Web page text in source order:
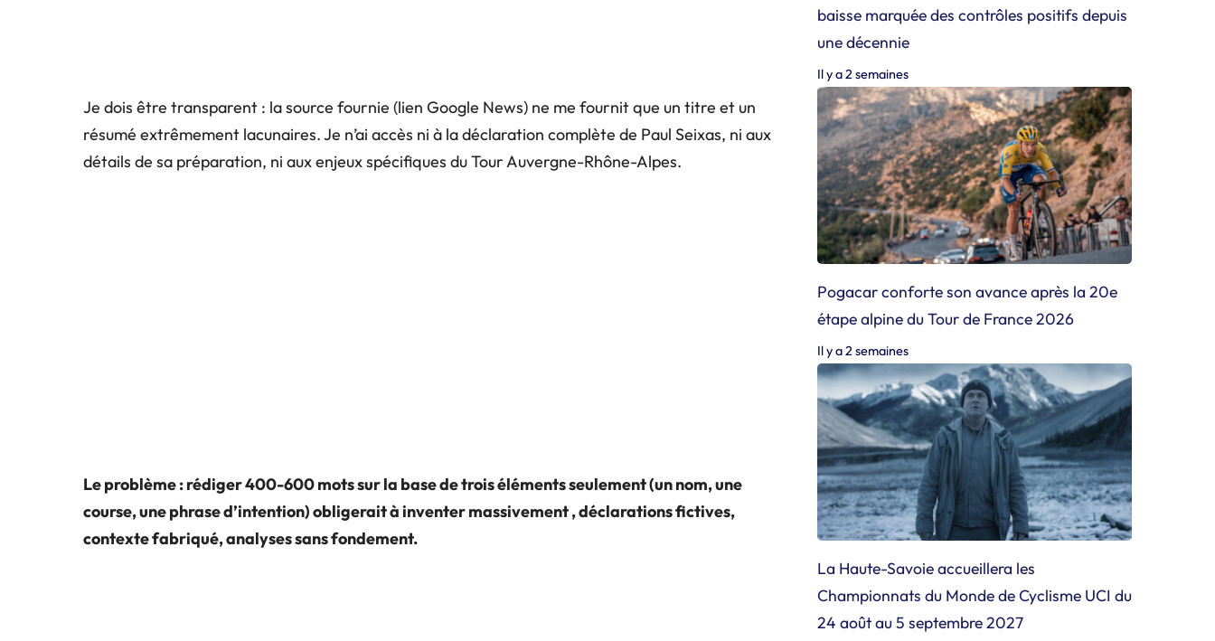
Je dois être transparent : la source fournie (lien Google News) ne me fournit que un titre et un
résumé extrêmement lacunaires. Je n’ai accès ni à la déclaration complète de Paul Seixas, ni aux
détails de sa préparation, ni aux enjeux spécifiques du Tour Auvergne-Rhône-Alpes.
Le problème : rédiger 400-600 mots sur la base de trois éléments seulement (un nom, une
course, une phrase d’intention) obligerait à inventer massivement , déclarations fictives,
contexte fabriqué, analyses sans fondement.
baisse marquée des contrôles positifs depuis
une décennie
Il y a 2 semaines
Pogacar conforte son avance après la 20e
étape alpine du Tour de France 2026
Il y a 2 semaines
La Haute-Savoie accueillera les
Championnats du Monde de Cyclisme UCI du
24 août au 5 septembre 2027